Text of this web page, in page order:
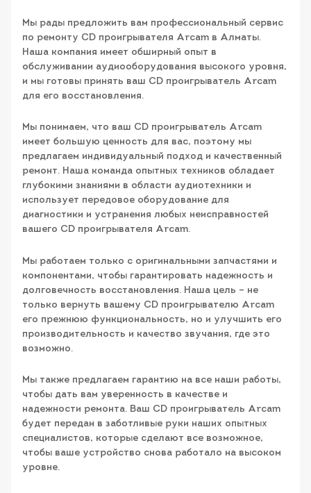
Мы рады предложить вам профессиональный сервис
по ремонту CD проигрывателя Arcam в Алматы.
Наша компания имеет обширный опыт в
обслуживании аудиооборудования высокого уровня,
и мы готовы принять ваш CD проигрыватель Arcam
для его восстановления.
Мы понимаем, что ваш CD проигрыватель Arcam
имеет большую ценность для вас, поэтому мы
предлагаем индивидуальный подход и качественный
ремонт. Наша команда опытных техников обладает
глубокими знаниями в области аудиотехники и
использует передовое оборудование для
диагностики и устранения любых неисправностей
вашего CD проигрывателя Arcam.
Мы работаем только с оригинальными запчастями и
компонентами, чтобы гарантировать надежность и
долговечность восстановления. Наша цель – не
только вернуть вашему CD проигрывателю Arcam
его прежнюю функциональность, но и улучшить его
производительность и качество звучания, где это
возможно.
Мы также предлагаем гарантию на все наши работы,
чтобы дать вам уверенность в качестве и
надежности ремонта. Ваш CD проигрыватель Arcam
будет передан в заботливые руки наших опытных
специалистов, которые сделают все возможное,
чтобы ваше устройство снова работало на высоком
уровне.